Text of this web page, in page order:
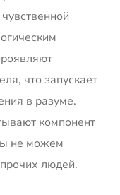
что запускает
в разуме.
компонент
не можем
людей.